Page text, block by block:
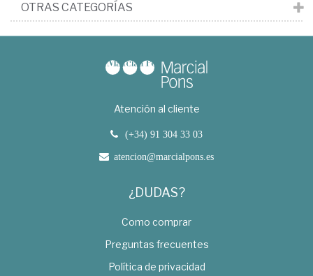
OTRAS CATEGORÍAS
Atención al cliente
(+34) 91 304 33 03
atencion@marcialpons.es
¿DUDAS?
Como comprar
Preguntas frecuentes
Política de privacidad